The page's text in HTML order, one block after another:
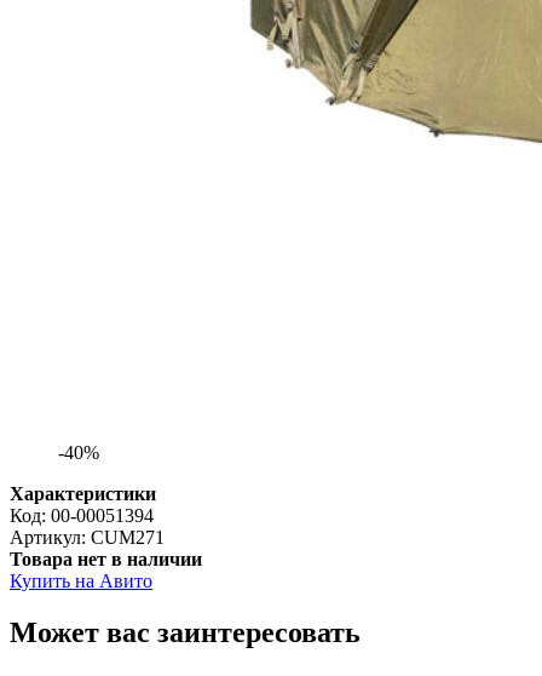
-40%
Характеристики
Код: 00-00051394
Артикул: CUM271
Товара нет в наличии
Купить на Авито
Может вас заинтересовать